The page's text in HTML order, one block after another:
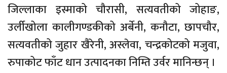
जिल्लाका इस्माको चौरासी, सत्यवतीको जोहाङ,
उर्लीखोला कालीगण्डकीको अर्बेनी, कनौटा, छापचौर,
सत्यवतीको जुहार खैरेनी, अस्लेवा, चन्द्रकोटको मजुवा,
रुपाकोट फाँट धान उत्पादनका निम्ति उर्वर मानिन्छन् ।